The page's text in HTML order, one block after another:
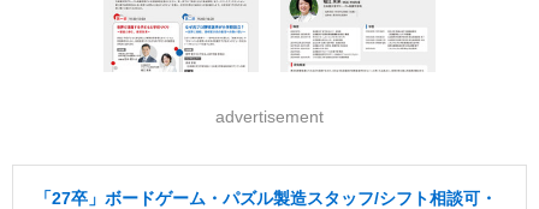
advertisement
「27卒」ボードゲーム・パズル製造スタッフ/シフト相談可・